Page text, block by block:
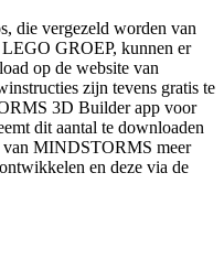
die vergezeld worden van
GROEP, kunnen er
op de website van
zijn tevens gratis te
3D Builder app voor
dit aantal te downloaden
van MINDSTORMS meer
en deze via de